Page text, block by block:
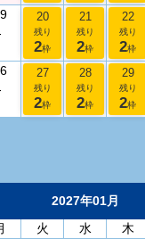
20
残り
2枠
21
残り
2枠
22
残り
2枠
27
残り
2枠
28
残り
2枠
29
残り
2枠
2027年01月
火 水 木